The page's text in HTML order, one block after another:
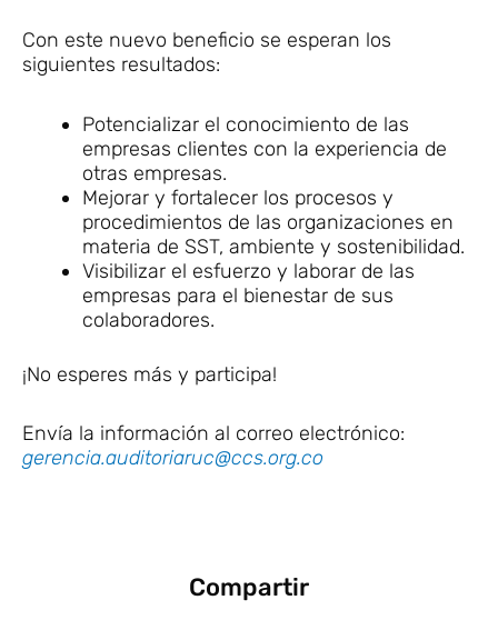
Con este nuevo beneficio se esperan los
siguientes resultados:
Potencializar el conocimiento de las
empresas clientes con la experiencia de
otras empresas.
Mejorar y fortalecer los procesos y
procedimientos de las organizaciones en
materia de SST, ambiente y sostenibilidad.
Visibilizar el esfuerzo y laborar de las
empresas para el bienestar de sus
colaboradores.
¡No esperes más y participa!
Envía la información al correo electrónico:
gerencia.auditoriaruc@ccs.org.co
Compartir